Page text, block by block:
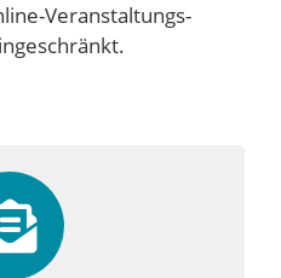
Veranstaltungs-